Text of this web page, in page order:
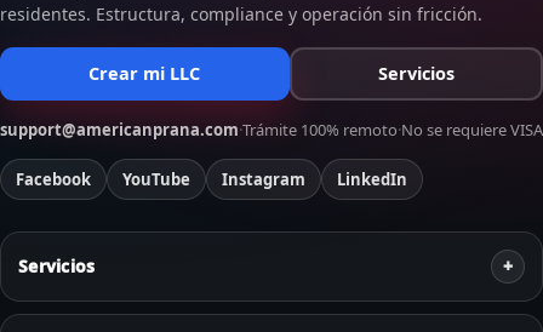
residentes. Estructura, compliance y operación sin fricción.
Crear mi LLC Servicios
support@americanprana.com·Trámite 100% remoto·No se requiere VISA
Facebook YouTube Instagram LinkedIn
Servicios